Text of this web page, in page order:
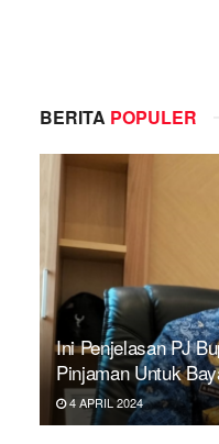
BERITA POPULER
Ini Penjelasan PJ
Pinjaman Untuk
4 APRIL 2024